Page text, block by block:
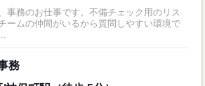
事務のお仕事です。不備チェック用のリス
ームの仲間がいるから質問しやすい環境で
務